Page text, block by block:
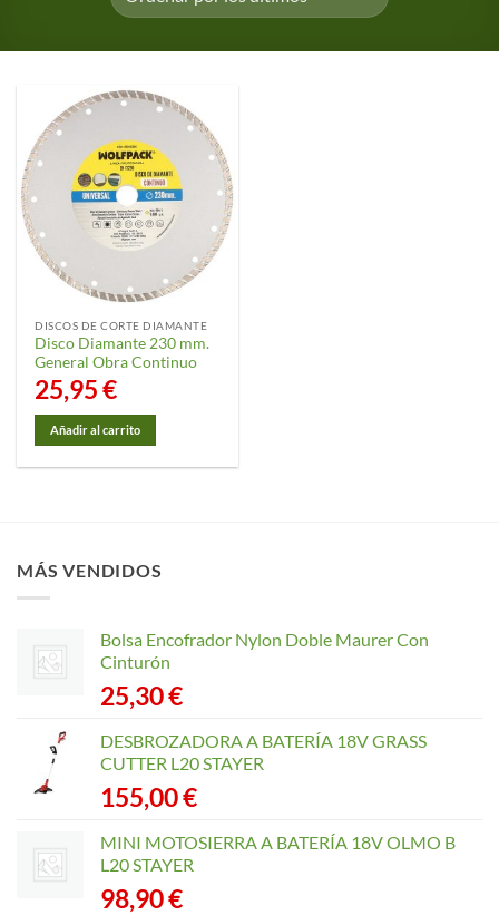
DISCOS DE CORTE DIAMANTE
Disco Diamante 230 mm.
General Obra Continuo
25,95€
Añadir al carrito
MÁS VENDIDOS
Bolsa Encofrador Nylon Doble Maurer Con
Cinturón
25,30€
DESBROZADORA A BATERÍA 18V GRASS
CUTTER L20 STAYER
155,00€
MINI MOTOSIERRA A BATERÍA 18V OLMO B
L20 STAYER
98,90€